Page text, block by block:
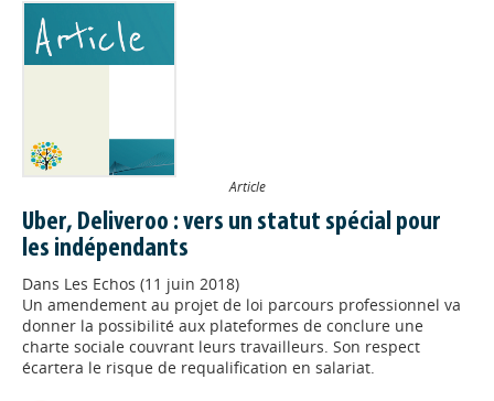
Article
Uber, Deliveroo : vers un statut spécial pour
les indépendants
Dans Les Echos (11 juin 2018)
Un amendement au projet de loi parcours professionnel va
donner la possibilité aux plateformes de conclure une
charte sociale couvrant leurs travailleurs. Son respect
écartera le risque de requalification en salariat.